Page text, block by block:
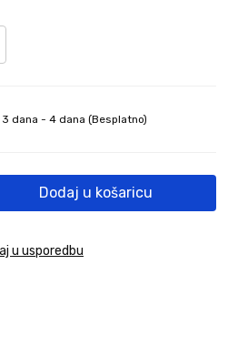
dana - 4 dana (Besplatno)
Dodaj u košaricu
u usporedbu